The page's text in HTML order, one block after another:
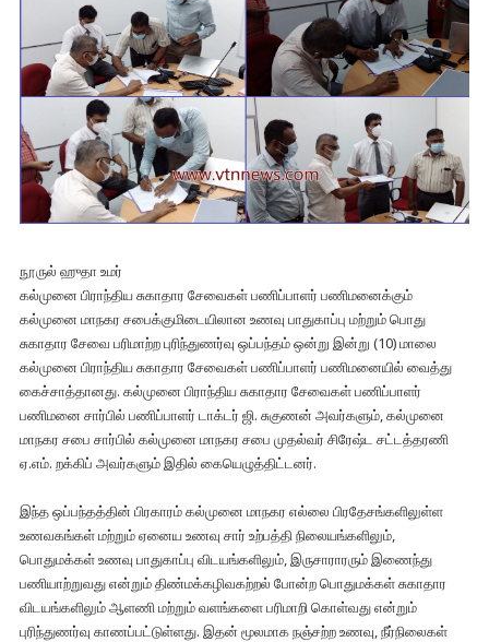
நூருல் ஹுதா உமர்
கல்முனை பிராந்திய சுகாதார சேவைகள் பணிப்பாளர் பணிமனைக்கும்
கல்முனை மாநகர சபைக்குமிடையிலான உணவு பாதுகாப்பு மற்றும் பொது
சுகாதார சேவை பரிமாற்ற புரிந்துணர்வு ஒப்பந்தம் ஒன்று இன்று (10) மாலை
கல்முனை பிராந்திய சுகாதார சேவைகள் பணிப்பாளர் பணிமனையில் வைத்து
கைச்சாத்தானது. கல்முனை பிராந்திய சுகாதார சேவைகள் பணிப்பாளர்
பணிமனை சார்பில் பணிப்பாளர் டாக்டர் ஜி. சுகுணன் அவர்களும், கல்முனை
மாநகர சபை சார்பில் கல்முனை மாநகர சபை முதல்வர் சிரேஷ்ட சட்டத்தரணி
ஏ.எம். றக்கிப் அவர்களும் இதில் கையெழுத்திட்டனர்.
இந்த ஒப்பந்தத்தின் பிரகாரம் கல்முனை மாநகர எல்லை பிரதேசங்களிலுள்ள
உணவகங்கள் மற்றும் ஏனைய உணவு சார் உற்பத்தி நிலையங்களிலும்,
பொதுமக்கள் உணவு பாதுகாப்பு விடயங்களிலும், இருசாராரரும் இணைந்து
பணியாற்றுவது என்றும் திண்மக்கழிவகற்றல் போன்ற பொதுமக்கள் சுகாதார
விடயங்களிலும் ஆளணி மற்றும் வளங்களை பரிமாறி கொள்வது என்றும்
புரிந்துணர்வு காணப்பட்டுள்ளது. இதன் மூலமாக நஞ்சற்ற உணவு, நீர்நிலைகள்